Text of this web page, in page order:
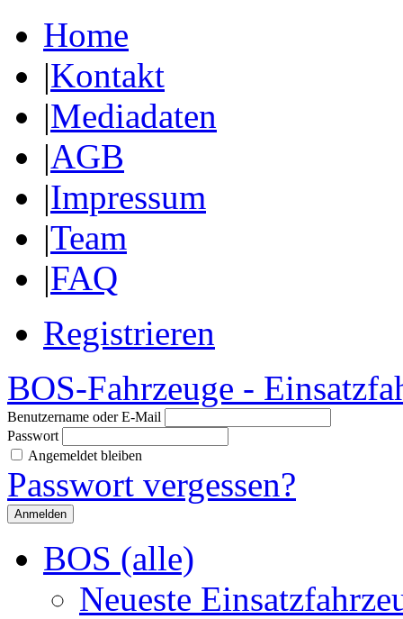
Home
|Kontakt
|Mediadaten
|AGB
|Impressum
|Team
|FAQ
Registrieren
BOS-Fahrzeuge -
Benutzername oder E-Mail
Passwort
Angemeldet bleiben
Passwort vergessen?
BOS (alle)
Neueste